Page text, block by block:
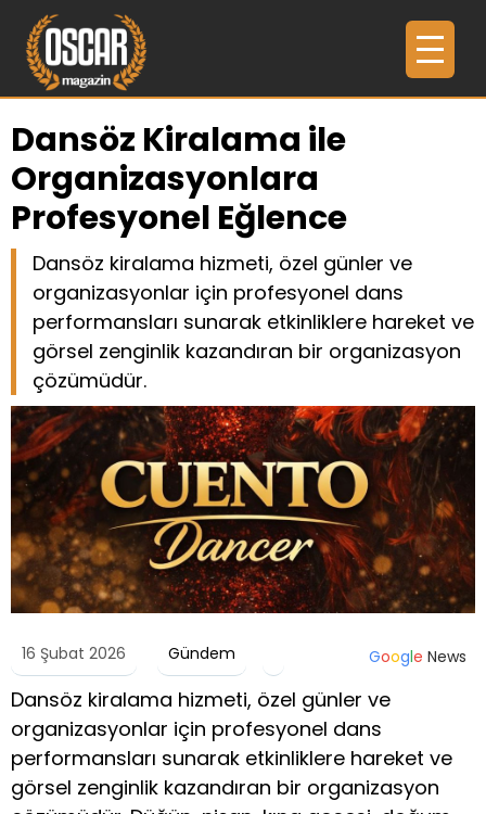
Dansöz Kiralama ile
Organizasyonlara
Profesyonel Eğlence
Dansöz kiralama hizmeti, özel günler ve
organizasyonlar için profesyonel dans
performansları sunarak etkinliklere hareket ve
görsel zenginlik kazandıran bir organizasyon
çözümüdür.
16 Şubat 2026 Gündem Google News
Dansöz kiralama hizmeti, özel günler ve
organizasyonlar için profesyonel dans
performansları sunarak etkinliklere hareket ve
görsel zenginlik kazandıran bir organizasyon